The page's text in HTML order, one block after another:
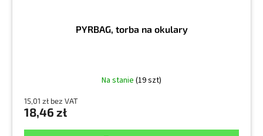
PYRBAG, torba na okulary
Na stanie (19 szt)
15,01 zł bez VAT
18,46 zł